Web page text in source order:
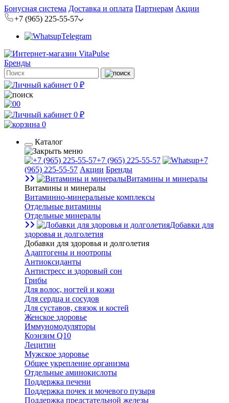
Бонусная система Доставка и оплата Партнерам Акции
+7 (965) 225-55-57
Telegram
Бренды
0 ₽
0
0 ₽
0
Каталог
+7 (965) 225-55-57
+7
(965) 225-55-57 Акции Бренды
Витамины и минералы
Витамины и минералы
Витаминно-минеральные комплексы
Отдельные витамины
Отдельные минералы
Добавки для
здоровья и долголетия
Добавки для здоровья и долголетия
Адаптогены и ноотропы
Антиоксиданты
Антистресс и здоровый сон
Грибы
Для волос, ногтей и кожи
Для сердца и сосудов
Для суставов, связок и костей
Женское здоровье
Иммуномодуляторы
Коэнзим Q10
Лецитин
Мужское здоровье
Общее укрепление организма
Отдельные аминокислоты
Поддержка печени
Поддержка почек и мочевого пузыря
Поддержка предстательной железы